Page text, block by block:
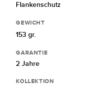
Flankenschutz
GEWICHT
153 gr.
GARANTIE
2 Jahre
KOLLEKTION